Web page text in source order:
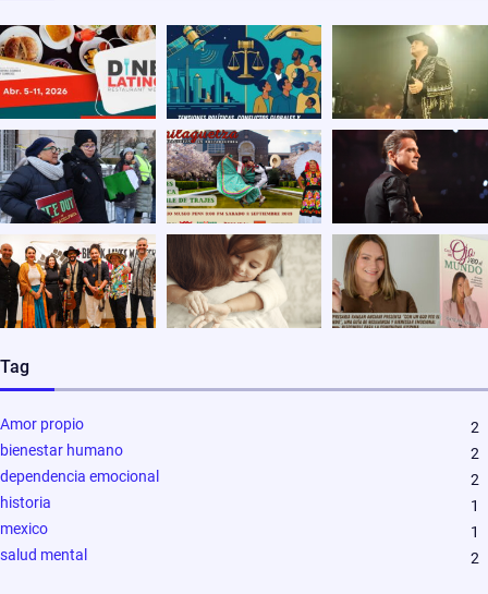
Tag
Amor propio
2
bienestar humano
2
dependencia emocional
2
historia
1
mexico
1
salud mental
2